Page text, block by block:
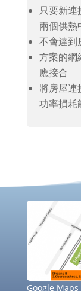
只要新連接線路能滿足要求的參數，就可以從
兩個供熱
不會達
方案的網絡路徑區域足以與第二個供熱中心相
應接合
將房屋連接站的返回溫度降低至40°C，網絡的
功率損耗
Google Maps